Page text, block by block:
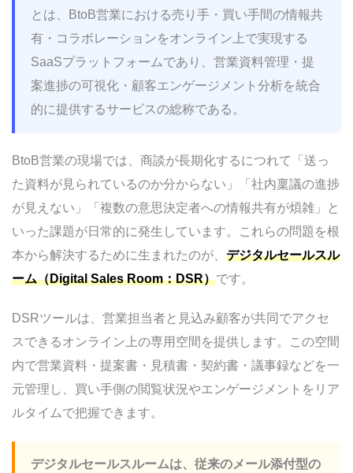
国内外DSRツール厳選10選を徹底比較【2026年
最新版】
タイプ別の整理（国内 / 海外 × 商談獲得型 /
受注獲得型）
10ツール比較一覧表
Mazrica DSR（DealPods）｜Mazrica
Sales連携で即戦力
Salesforce Sales Cloud｜エンタープライズ
級の統合プラットフォーム
GoldAx｜営業DX特化のオールインワン
COLETA for Sales｜デジタルセールスナビ
immedio Box｜未商談顧客向けの商談獲得
型DSR
DealHub｜CPQ+DSRの統合プラットフォ
ーム
ClientPoint｜提案書〜契約書ワークフロー
Highspot｜世界トップクラスのセールスイ
とは、BtoB営業における売り手・買い手間の情報共
有・コラボレーションをオンライン上で実現する
SaaSプラットフォームであり、営業資料管理・提
案進捗の可視化・顧客エンゲージメント分析を統合
的に提供するサービスの総称である。
BtoB営業の現場では、商談が長期化するにつれて「送っ
た資料が見られているのか分からない」「社内稟議の進捗
が見えない」「複数の意思決定者への情報共有が煩雑」と
いった課題が日常的に発生しています。これらの問題を根
本から解決するために生まれたのが、 デジタルセールスル
ーム（Digital Sales Room：DSR）です。
DSRツールは、営業担当者と見込み顧客が共同でアクセ
スできるオンライン上の専用空間を提供します。この空間
内で営業資料・提案書・見積書・契約書・議事録などを一
元管理し、買い手側の閲覧状況やエンゲージメントをリア
ルタイムで把握できます。
デジタルセールスルームは、従来のメール添付型の